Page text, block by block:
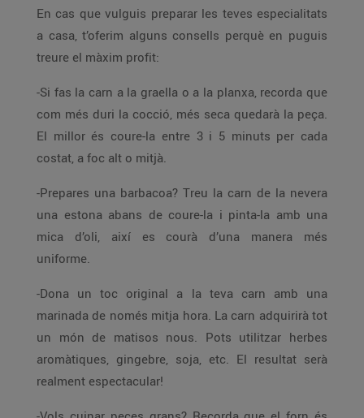
En cas que vulguis preparar les teves especialitats
a casa, t’oferim alguns consells perquè en puguis
treure el màxim profit:
-Si fas la carn a la graella o a la planxa, recorda que
com més duri la cocció, més seca quedarà la peça.
El millor és coure-la entre 3 i 5 minuts per cada
costat, a foc alt o mitjà.
-Prepares una barbacoa? Treu la carn de la nevera
una estona abans de coure-la i pinta-la amb una
mica d’oli, així es courà d’una manera més
uniforme.
-Dona un toc original a la teva carn amb una
marinada de només mitja hora. La carn adquirirà tot
un món de matisos nous. Pots utilitzar herbes
aromàtiques, gingebre, soja, etc. El resultat serà
realment espectacular!